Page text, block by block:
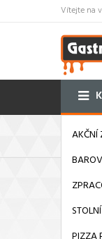
Vítejte na
AKČNÍ